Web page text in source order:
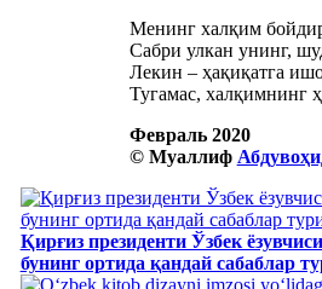
Менинг халқим
Сабри улкан унинг,
Лекин – ҳақиқатга
Тугамас, халқимнинг
Февраль 2020
© Муаллиф
Қирғиз президенти Ўзбек
бунинг ортида қандай сабаблар